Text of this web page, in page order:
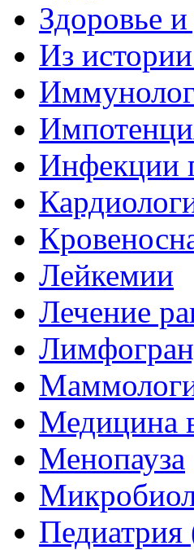
Здоровье
Из
Инфекции
Лейкемии
Лечение
Медицина
Менопауза
Педиатрия